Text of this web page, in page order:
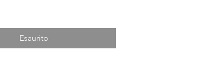
Esaurito